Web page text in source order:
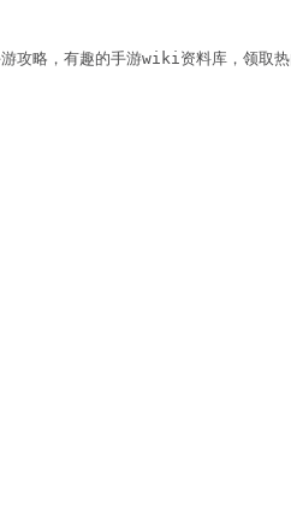
攻略，有趣的手游wiki资料库，领取热